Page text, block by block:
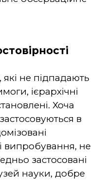
не підпадають
ієрархічні
Хоча
в
випробування, не
застосовані
науки, добре